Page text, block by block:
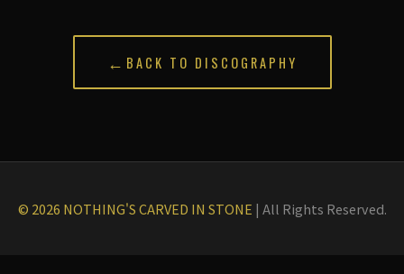
← BACK TO DISCOGRAPHY
© 2026 NOTHING'S CARVED IN STONE | All Rights Reserved.